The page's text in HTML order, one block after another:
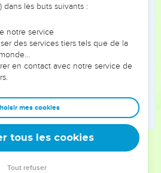
paroles dans sa bouche, et il
qui n'écoutera pas mes paroles,
je le lui redemanderai.
qui prétendra dire en mon nom
pas commandé de dire, ou qui
ce prophète-là mourra.
: Comment connaîtrons-nous la
dite ?
au nom de l'Éternel, et que la
pas, c'est cette parole-là
les buts suivants :
notre service
des services tiers tels que de la
en contact avec notre service de
mes cookies
tous les cookies
Tout refuser